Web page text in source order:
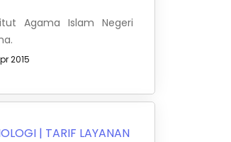
Agama Islam Negeri
2015
| TARIF LAYANAN